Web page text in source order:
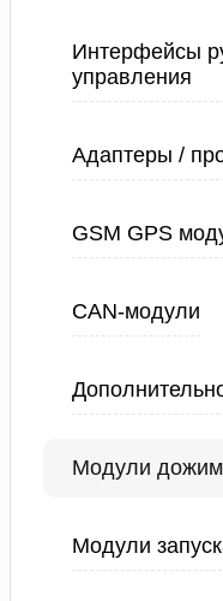
Интерфейсы
управления
Адаптеры /
GSM GPS
CAN-модули
Модули
Модули